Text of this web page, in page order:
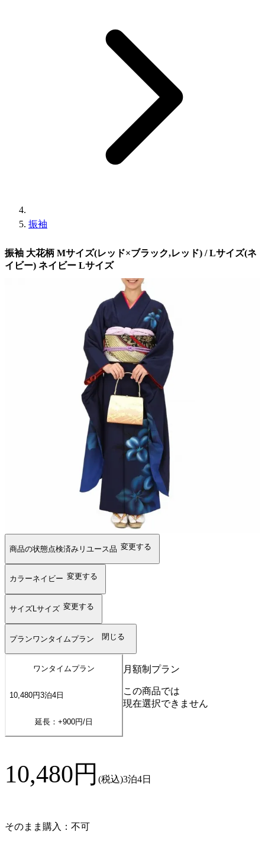
振袖
振袖 大花柄 Mサイズ(レッド×ブラック,レッド) / Lサイズ(ネ
イビー) ネイビー Lサイズ
商品の状態点検済みリユース品 変更する
カラーネイビー 変更する
サイズLサイズ 変更する
プランワンタイムプラン 閉じる
ワンタイムプラン
10,480円3泊4 日
延長：+900円/日
月額制プラン
この商品では
現在選択できません
10,480円 (税込)3泊4日
そのまま購入：不可